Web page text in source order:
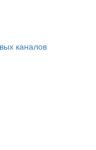
каналов